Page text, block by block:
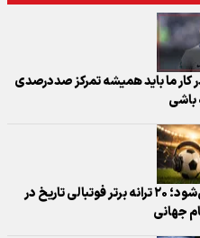
کار ما باید همیشه تمرکز صددرصدی
باشی
وقتی فوتبال به موسیقی تبدیل می‌شود؛ ۲۰ ترانه برتر فوتبالی تاریخ در
جهانی